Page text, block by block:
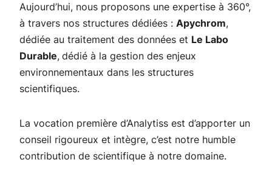
Aujourd’hui, nous proposons une expertise à 360°,
à travers nos structures dédiées : Apychrom,
dédiée au traitement des données et Le Labo
Durable, dédié à la gestion des enjeux
environnementaux dans les structures
scientifiques.
La vocation première d’Analytiss est d’apporter un
conseil rigoureux et intègre, c’est notre humble
contribution de scientifique à notre domaine.